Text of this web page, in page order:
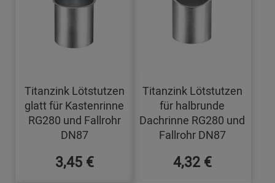
Titanzink Lötstutzen
glatt für Kastenrinne
RG280 und Fallrohr
DN87
3,45 €
Titanzink Lötstutzen
für halbrunde
Dachrinne RG280 und
Fallrohr DN87
4,32 €